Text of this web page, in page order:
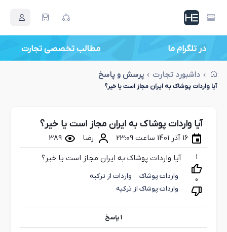
در تلگرام ما
داشبورد تجارت پرسش و پاسخ
آیا واردات پوشاک به ایران مجاز است یا خیر؟
آیا واردات پوشاک به ایران مجاز است یا خیر؟
16 آذر 1401 ساعت 23:09 رضا 389
1
0
آیا واردات پوشاک به ایران مجاز است یا خیر؟
واردات پوشاک
واردات از ترکیه
واردات پوشاک از ترکیه
1پاسخ